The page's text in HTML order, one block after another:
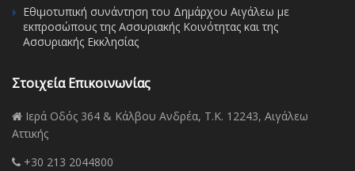
Εθιμοτυπική συνάντηση του Δημάρχου Αιγάλεω με
εκπροσώπους της Ασσυριακής Κοινότητας και της
Ασσυριακής Εκκλησίας
Στοιχεία Επικοινωνίας
Ιερά Οδός 364 & Κάλβου Ανδρέα, Τ.Κ. 12243, Αιγάλεω
Αττικής
+30 213 2044800